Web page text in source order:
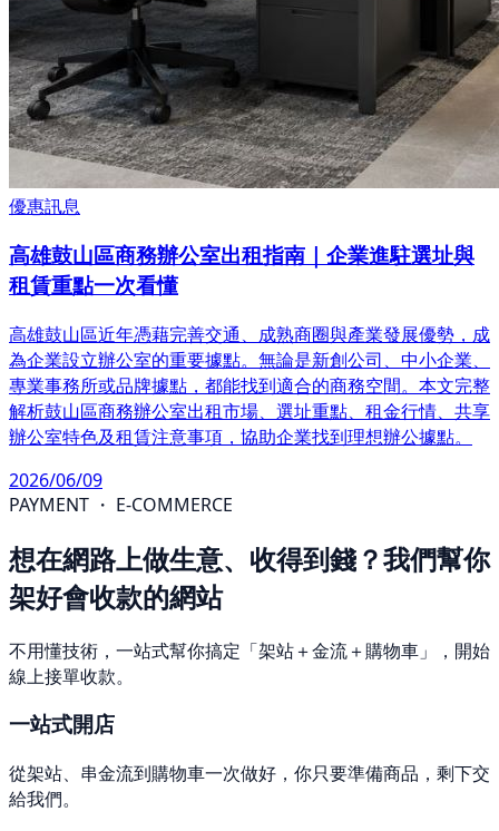
優惠訊息
高雄鼓山區商務辦公室出租指南｜企業進駐選址與
租賃重點一次看懂
高雄鼓山區近年憑藉完善交通、成熟商圈與產業發展優勢，成
為企業設立辦公室的重要據點。無論是新創公司、中小企業、
專業事務所或品牌據點，都能找到適合的商務空間。本文完整
解析鼓山區商務辦公室出租市場、選址重點、租金行情、共享
辦公室特色及租賃注意事項，協助企業找到理想辦公據點。
2026/06/09
PAYMENT ・ E-COMMERCE
想在網路上做生意、收得到錢？我們幫你
架好會收款的網站
不用懂技術，一站式幫你搞定「架站＋金流＋購物車」，開始
線上接單收款。
一站式開店
從架站、串金流到購物車一次做好，你只要準備商品，剩下交
給我們。